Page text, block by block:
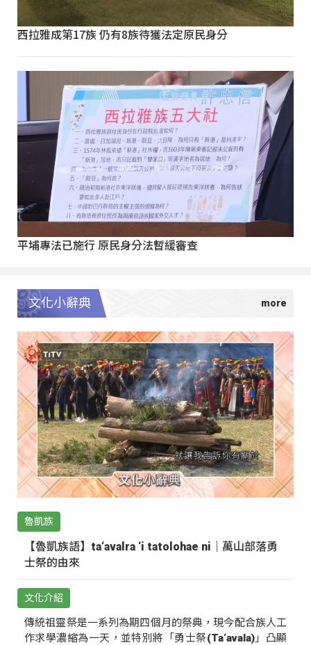
西拉雅成第17族 仍有8族待獲法定原民身分
平埔專法已施行 原民身分法暫緩審查
文化小辭典
魯凱族
【魯凱族語】ta‘avalra ‘i tatolohae ni｜萬山部落勇
士祭的由來
文化介紹
傳統祖靈祭是一系列為期四個月的祭典，現今配合族人工
作求學濃縮為一天，並特別將「勇士祭(Ta‘avala)」凸顯